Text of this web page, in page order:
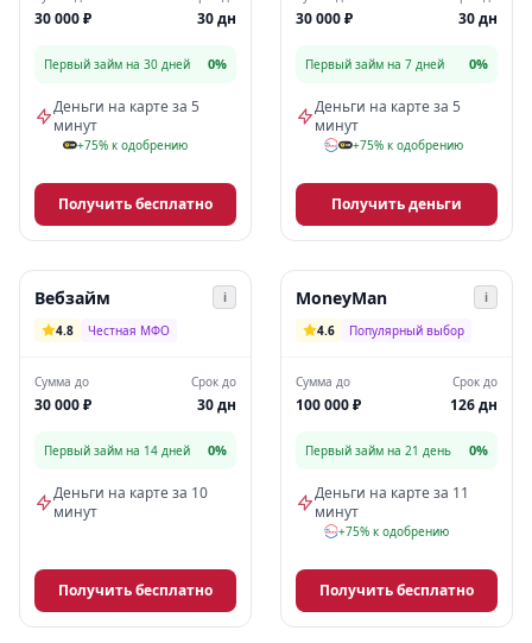
30 000 ₽ 30 дн
Первый займ на 30 дней 0%
Деньги на карте за 5
минут
+75% к одобрению
Получить бесплатно
30 000 ₽ 30 дн
Первый займ на 7 дней 0%
Деньги на карте за 5
минут
+75% к одобрению
Получить деньги
Вебзайм
i
4.8
Честная МФО
Сумма до
30 000 ₽
Срок до
30 дн
Первый займ на 14 дней 0%
Деньги на карте за 10
минут
Получить бесплатно
MoneyMan
i
4.6
Популярный выбор
Сумма до
100 000 ₽
Срок до
126 дн
Первый займ на 21 день 0%
Деньги на карте за 11
минут
+75% к одобрению
Получить бесплатно